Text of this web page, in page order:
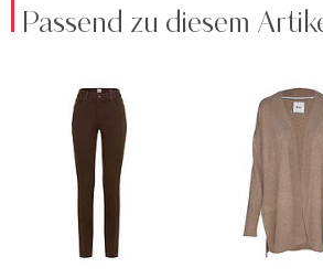
Passend zu diesem